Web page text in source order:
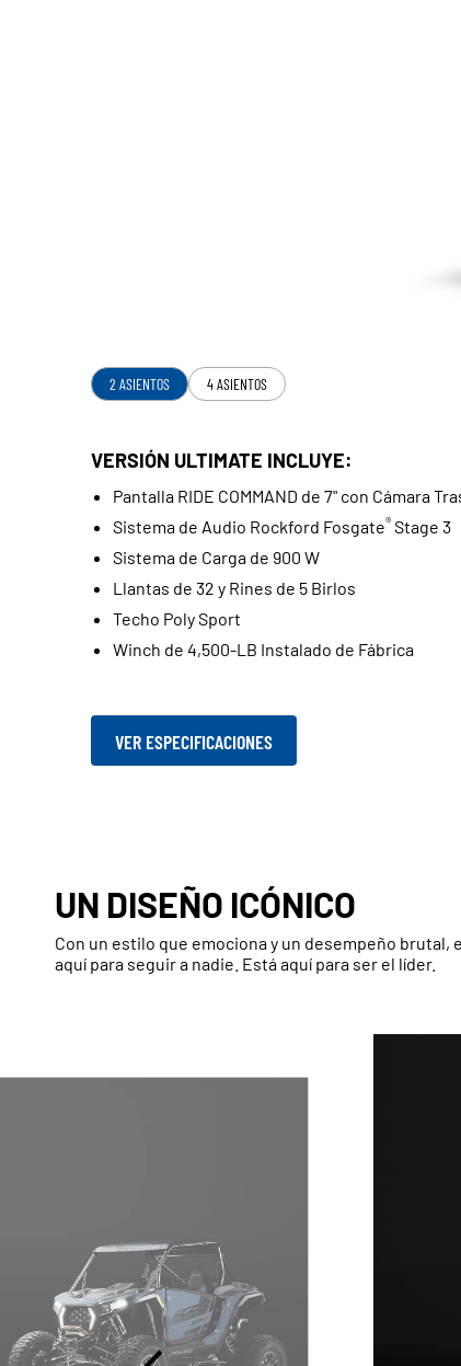
2 ASIENTOS 4 ASIENTOS
VERSIÓN ULTIMATE INCLUYE:
Pantalla RIDE COMMAND de 7" con Cámara
Sistema de Audio Rockford Fosgate®Stage 3
Sistema de Carga de 900 W
Llantas de 32 y Rines de 5 Birlos
Techo Poly Sport
Winch de 4,500-LB Instalado de Fábrica
VER ESPECIFICACIONES
UN DISEÑO ICÓNICO
Con un estilo que emociona y un desempeño brutal,
aquí para seguir a nadie. Está aquí para ser el líder.